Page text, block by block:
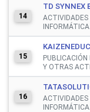
14
TD SYNNEX
ACTIVIDADES
INFORMÁTICA.
15
PUBLICACIÓN
Y OTRAS
16
ACTIVIDADES
INFORMÁTICA.